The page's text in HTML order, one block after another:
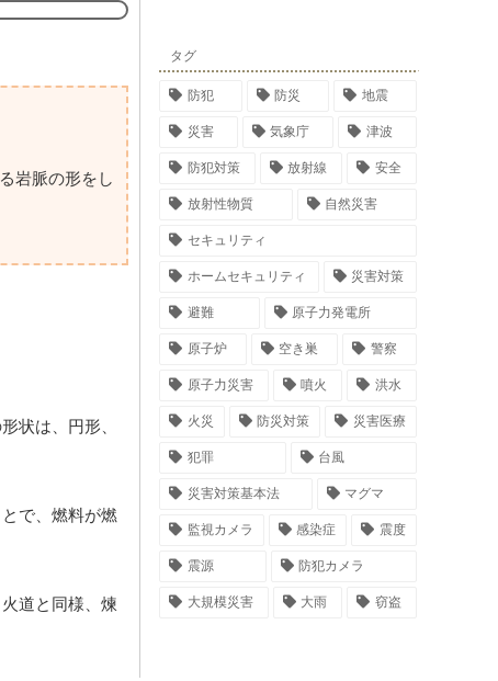
岩脈の形をし
状は、円形、
で、燃料が燃
道と同様、煉
タグ
防犯 防災 地震
災害 気象庁 津波
防犯対策 放射線 安全
放射性物質 自然災害
セキュリティ
ホームセキュリティ 災害対策
避難 原子力発電所
原子炉 空き巣 警察
原子力災害 噴火 洪水
火災 防災対策 災害医療
犯罪 台風
災害対策基本法 マグマ
監視カメラ 感染症 震度
震源 防犯カメラ
大規模災害 大雨 窃盗